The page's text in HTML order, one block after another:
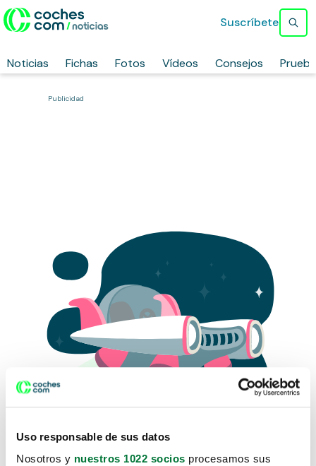
Uso responsable de sus datos
Nosotros y nuestros 1022 socios procesamos sus
Noticias Fichas Fotos Vídeos Consejos
Suscríbete
Publicidad